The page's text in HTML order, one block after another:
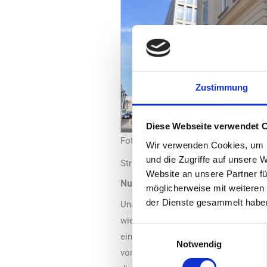
Zustimmung
Diese Webseite verwendet
Wir verwenden Cookies,
und die Zugriffe auf unsere
Website an unsere Partner
möglicherweise mit
der Dienste gesammelt
Notwendig
Foto: Uniti
Straßenverkehr auf schwere
Nur ein enges Einsatzfeld von
Uniti-Hauptgeschäftsführer Elmar
wie E-Fuels im Verkehr politisch nur
einseitig vor allem auf die
voranzubringen.“ CO
-neutrale